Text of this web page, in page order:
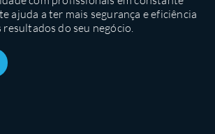
ajuda a ter mais segurança e eficiência
resultados do seu negócio.